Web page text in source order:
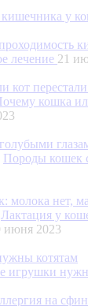
лечение 21
кошка
Породы кошек
Лактация у
июня 2023
игрушки